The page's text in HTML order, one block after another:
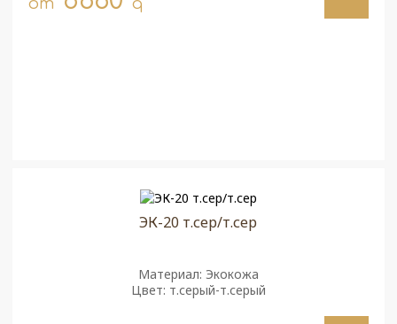
ЭК-20 т.сер/т.сер
Материал: Экокожа
Цвет: т.серый-т.серый